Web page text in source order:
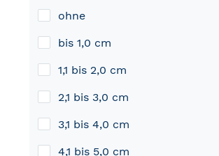
ohne
bis 1,0 cm
1,1 bis 2,0 cm
2,1 bis 3,0 cm
3,1 bis 4,0 cm
4,1 bis 5,0 cm